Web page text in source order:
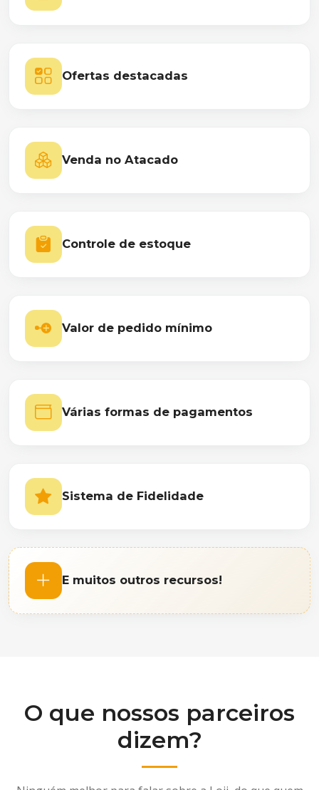
Ofertas destacadas
Venda no Atacado
Controle de estoque
Valor de pedido mínimo
Várias formas de pagamentos
Sistema de Fidelidade
E muitos outros recursos!
O que nossos parceiros
dizem?